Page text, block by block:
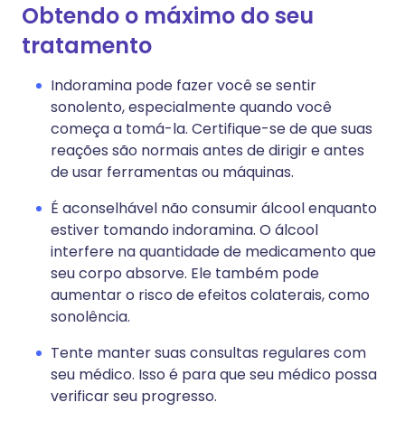
Obtendo o máximo do seu
tratamento
Indoramina pode fazer você se sentir
sonolento, especialmente quando você
começa a tomá-la. Certifique-se de que suas
reações são normais antes de dirigir e antes
de usar ferramentas ou máquinas.
É aconselhável não consumir álcool enquanto
estiver tomando indoramina. O álcool
interfere na quantidade de medicamento que
seu corpo absorve. Ele também pode
aumentar o risco de efeitos colaterais, como
sonolência.
Tente manter suas consultas regulares com
seu médico. Isso é para que seu médico possa
verificar seu progresso.